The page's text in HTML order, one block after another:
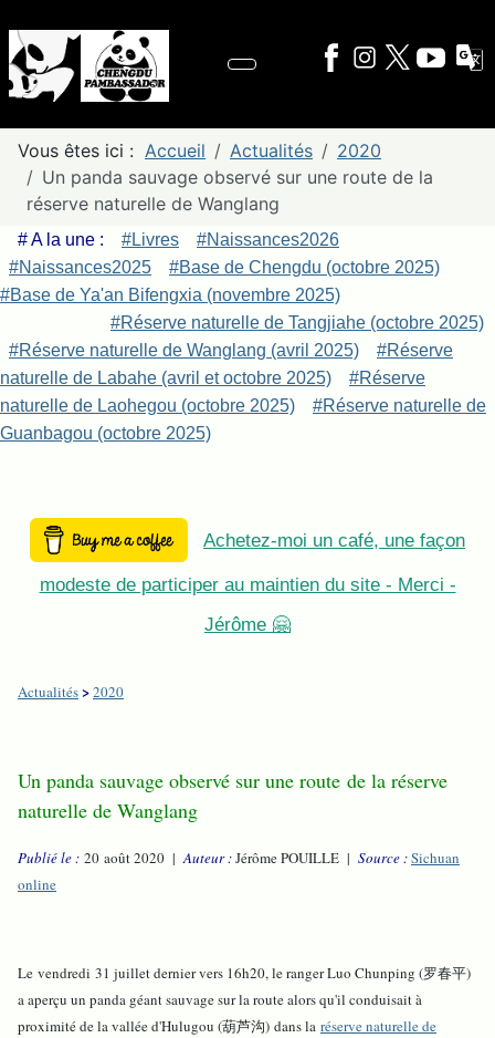
Vous êtes ici : Accueil Actualités
2020
Un panda sauvage observé sur une route de la
réserve naturelle de Wanglang
# A la une : #Livres
#Naissances2026
#Naissances2025
#Base de Chengdu (octobre 2025)
#Base de Ya'an Bifengxia (novembre 2025)
#Réserve naturelle de Tangjiahe (octobre 2025)
#Réserve naturelle de Wanglang (avril 2025)
#Réserve
naturelle de Labahe (avril et octobre 2025)
#Réserve
naturelle de Laohegou (octobre 2025)
#Réserve naturelle de
Guanbagou (octobre 2025)
Achetez-moi un café, une façon
modeste de participer au maintien du site - Merci -
Jérôme 🤗
Actualités>2020
Un panda sauvage observé sur une route de la réserve
naturelle de Wanglang
Publié le : 20 août 2020 |Auteur :Jérôme POUILLE | Source :Sichuan
online
Le vendredi 31 juillet dernier vers 16h20, le ranger Luo Chunping (罗春平)
a aperçu un panda géant sauvage sur la route alors qu'il conduisait à
proximité de la vallée d'Hulugou (葫芦沟) dans la réserve naturelle de